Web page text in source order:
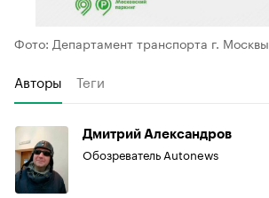
Фото: Департамент транспорта г. Москвы
Авторы Теги
Дмитрий Александров
Обозреватель Autonews